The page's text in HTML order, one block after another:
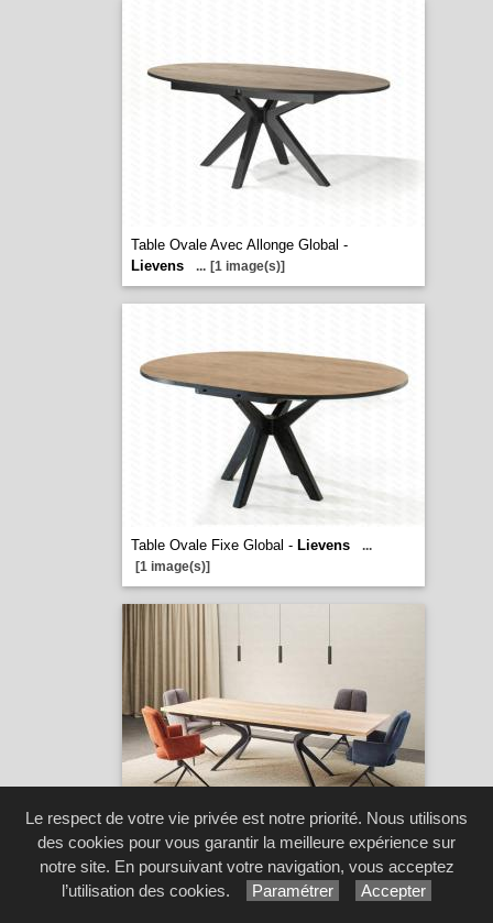
Table Ovale Avec Allonge Global -
Lievens
... [1 image(s)]
Table Ovale Fixe Global - Lievens
...
[1 image(s)]
Table Rectangulaire Avec Allonge Gaspard -
[4 image(s)]
Le respect de votre vie privée est notre priorité. Nous utilisons
des cookies pour vous garantir la meilleure expérience sur
notre site. En poursuivant votre navigation, vous acceptez
l’utilisation des cookies.
Paramétrer Accepter